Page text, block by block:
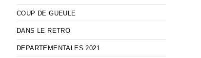
COUP DE GUEULE
DANS LE RETRO
DEPARTEMENTALES 2021